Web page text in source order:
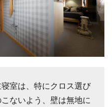
室は、特にクロス選び
ないよう、壁は無地に